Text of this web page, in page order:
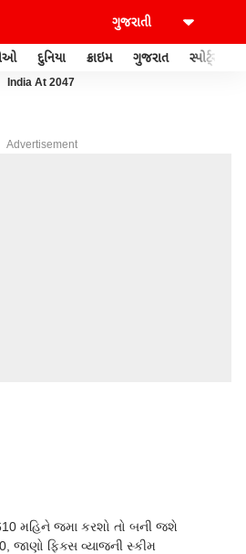
દુનિયા ક્રાઇમ ગુજરાત સ્પોર્ટ્સ
India At 2047
Advertisement
મહિને જમા કરશો તો બની જશે
જાણો ફિક્સ વ્યાજની સ્કીમ